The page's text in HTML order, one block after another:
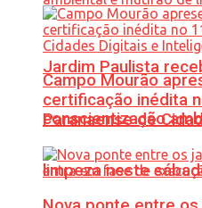
Jardim Paulista
conscientização
limpeza neste
Campo Mourão
certificação inédita
Paranaense de